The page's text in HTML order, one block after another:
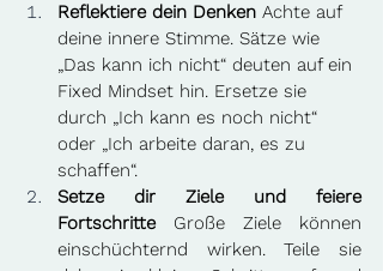
Reflektiere dein Denken Achte auf
deine innere Stimme. Sätze wie
„Das kann ich nicht“ deuten auf ein
Fixed Mindset hin. Ersetze sie
durch „Ich kann es noch nicht“
oder „Ich arbeite daran, es zu
schaffen“.
Setze dir Ziele und feiere
Fortschritte Große Ziele können
einschüchternd wirken. Teile sie